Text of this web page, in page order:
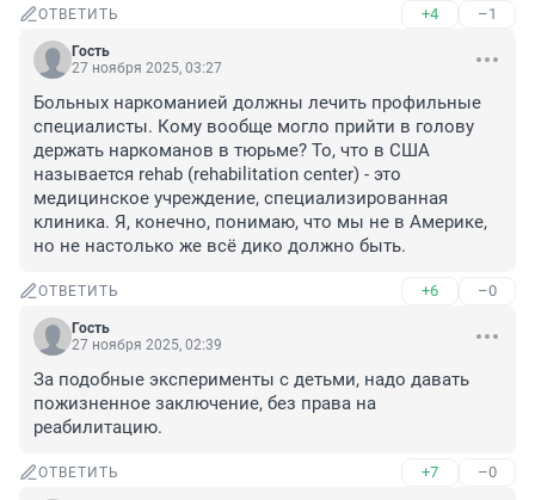
ОТВЕТИТЬ +4 –1
Гость
27 ноября 2025, 03:27
Больных наркоманией должны лечить профильные
специалисты. Кому вообще могло прийти в голову
держать наркоманов в тюрьме? То, что в США
называется rehab (rehabilitation center) - это
медицинское учреждение, специализированная
клиника. Я, конечно, понимаю, что мы не в Америке,
но не настолько же всё дико должно быть.
ОТВЕТИТЬ +6 –0
Гость
27 ноября 2025, 02:39
За подобные эксперименты с детьми, надо давать
пожизненное заключение, без права на
реабилитацию.
ОТВЕТИТЬ +7 –0